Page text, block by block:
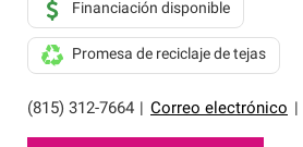
(815) 312-7664 Correo electrónico
Financiación disponible
Promesa de reciclaje de tejas